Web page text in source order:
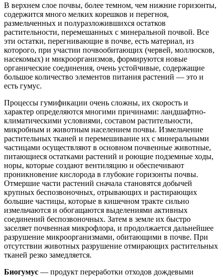
В верхнем слое почвы, более темном, чем нижние горизонты,
содержится много мелких корешков и перегноя,
размельченных и полуразложившихся остатков
растительности, перемешанных с минеральной почвой. Все
эти остатки, перегнивающие в почве, есть материал, из
которого, при участии почвообитающих (червей, моллюсков,
насекомых) и микроорганизмов, формируются новые
органические соединения, очень устойчивые, содержащие
большое количество элементов питания растений — это и
есть гумус.
Процессы гумификации очень сложны, их скорость и
характер определяются многими причинами: ландшафтно-
климатическими условиями, составом растительности,
микробным и животным населением почвы. Измельчение
растительных тканей и перемешивание их с минеральными
частицами осуществляют в основном почвенные животные,
питающиеся остатками растений и роющие подземные ходы,
норы, которые создают вентиляцию и обеспечивают
проникновение кислорода в глубокие горизонты почвы.
Отмершие части растений сначала становятся добычей
крупных беспозвоночных, отрывающих и растирающих
большие частицы, которые в кишечном тракте сильно
измельчаются и обогащаются выделениями активных
соединений беспозвоночных. Затем в земле их быстро
заселяет почвенная микрофлора, и продолжается дальнейшее
разрушение микроорганизмами, обитающими в почве. При
отсутствии животных разрушение отмирающих растительных
тканей резко замедляется.
Биогумус — продукт переработки отходов дождевыми